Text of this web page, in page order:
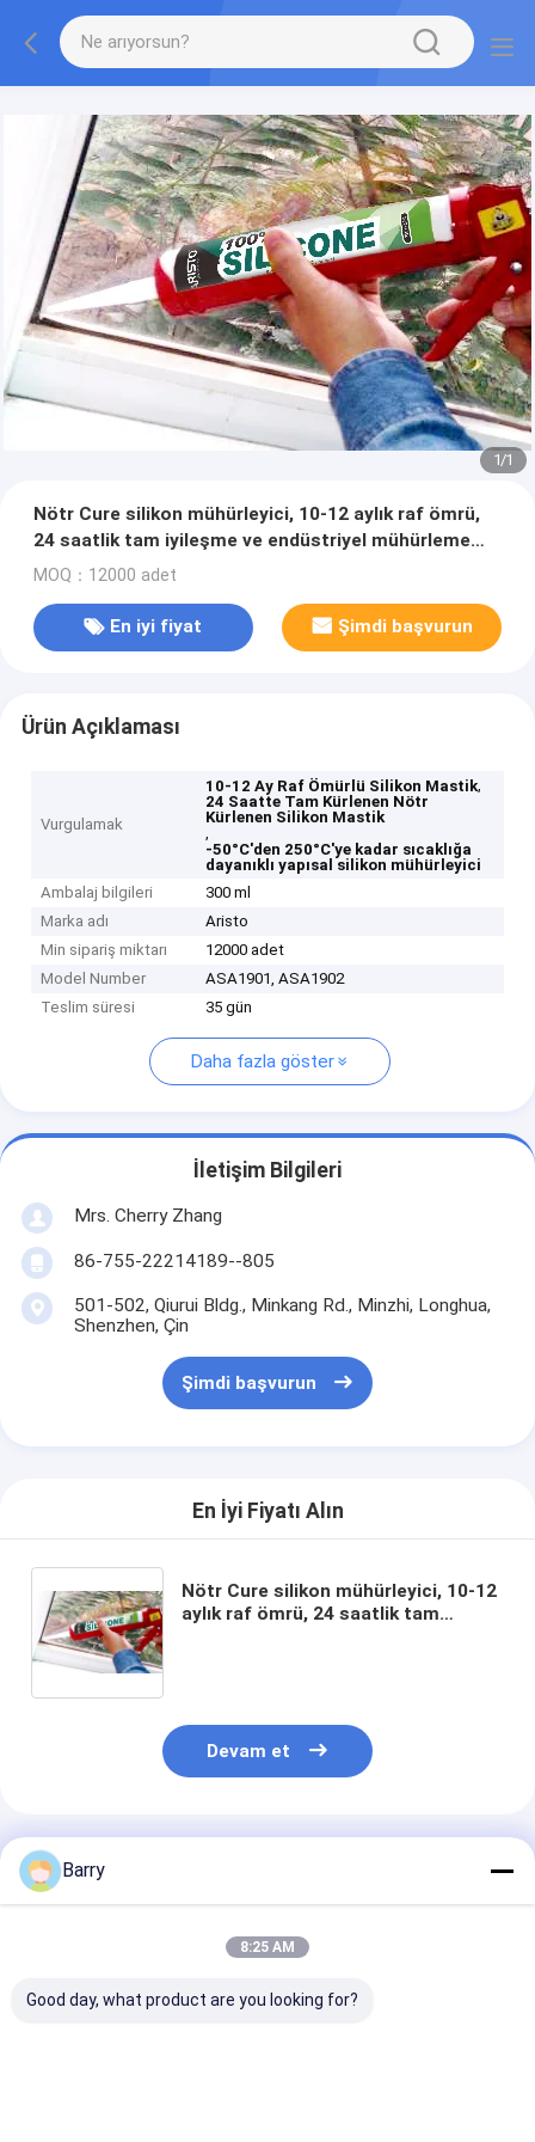
1/1
Nötr Cure silikon mühürleyici, 10-12 aylık raf ömrü,
24 saatlik tam iyileşme ve endüstriyel mühürleme
için -50°C'den 250°C'ye kadar sıcaklığa dayanıklı
MOQ：12000 adet
En iyi fiyat Şimdi başvurun
Ürün Açıklaması
Vurgulamak
10-12 Ay Raf Ömürlü Silikon Mastik,
24 Saatte Tam Kürlenen Nötr
Kürlenen Silikon Mastik
,
-50°C'den 250°C'ye kadar sıcaklığa
dayanıklı yapısal silikon mühürleyici
Ambalaj bilgileri
300 ml
Marka adı
Aristo
Min sipariş miktarı
12000 adet
Model Number
ASA1901, ASA1902
Teslim süresi
35 gün
Daha fazla göster
İletişim Bilgileri
Mrs. Cherry Zhang
86-755-22214189--805
501-502, Qiurui Bldg., Minkang Rd., Minzhi, Longhua,
Shenzhen, Çin
Şimdi başvurun
En İyi Fiyatı Alın
Nötr Cure silikon mühürleyici, 10-12
aylık raf ömrü, 24 saatlik tam
Devam et
Önerilen Ürünler
Barry
8:25 AM
Good day, what product are you looking for?